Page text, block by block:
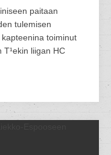
paitaan
tulemisen
toiminut
liigan HC